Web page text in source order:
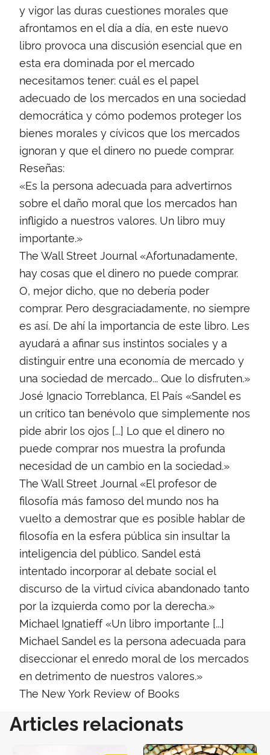
y vigor las duras cuestiones morales que
afrontamos en el día a día, en este nuevo
libro provoca una discusión esencial que en
esta era dominada por el mercado
necesitamos tener: cuál es el papel
adecuado de los mercados en una sociedad
democrática y cómo podemos proteger los
bienes morales y cívicos que los mercados
ignoran y que el dinero no puede comprar.
Reseñas:
«Es la persona adecuada para advertirnos
sobre el daño moral que los mercados han
infligido a nuestros valores. Un libro muy
importante.»
The Wall Street Journal «Afortunadamente,
hay cosas que el dinero no puede comprar.
O, mejor dicho, que no debería poder
comprar. Pero desgraciadamente, no siempre
es así. De ahí la importancia de este libro. Les
ayudará a afinar sus instintos sociales y a
distinguir entre una economía de mercado y
una sociedad de mercado... Que lo disfruten.»
José Ignacio Torreblanca, El País «Sandel es
un crítico tan benévolo que simplemente nos
pide abrir los ojos [...] Lo que el dinero no
puede comprar nos muestra la profunda
necesidad de un cambio en la sociedad.»
The Wall Street Journal «El profesor de
filosofía más famoso del mundo nos ha
vuelto a demostrar que es posible hablar de
filosofía en la esfera pública sin insultar la
inteligencia del público. Sandel está
intentado incorporar al debate social el
discurso de la virtud cívica abandonado tanto
por la izquierda como por la derecha.»
Michael Ignatieff «Un libro importante [...]
Michael Sandel es la persona adecuada para
diseccionar el enredo moral de los mercados
en detrimento de nuestros valores.»
The New York Review of Books
Articles relacionats